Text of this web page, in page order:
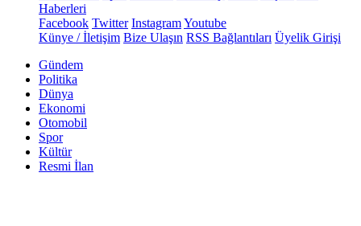
Haberleri
Facebook Twitter InstagramYoutube
Künye / İletişim Bize Ulaşın RSS Bağlantıları Üyelik Girişi
Gündem
Politika
Dünya
Ekonomi
Otomobil
Spor
Kültür
Resmi İlan